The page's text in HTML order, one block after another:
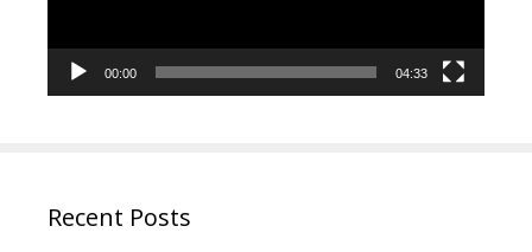
00:00 04:33
Recent Posts